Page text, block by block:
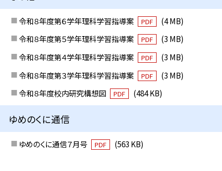
令和８年度第６学年理科学習指導案 PDF
(4 MB)
令和８年度第５学年理科学習指導案
PDF
(3 MB)
令和８年度第４学年理科学習指導案
PDF
(3 MB)
令和８年度第３学年理科学習指導案
PDF
(3 MB)
令和８年度校内研究構想図
PDF (484 KB)
ゆめのくに通信
ゆめのくに通信７月号 PDF (563 KB)